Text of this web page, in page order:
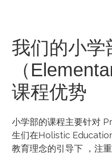
我们的小学
（
课程优势
小学部的课程主要针对
生们在Holistic
教育理念的引导下 ，注